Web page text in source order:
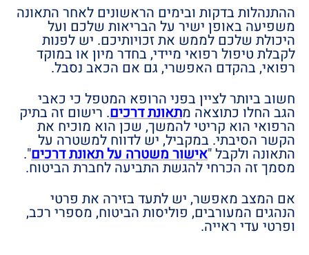
ההתנהלות בדקות ובימים הראשונים לאחר התאונה
משפיעה באופן ישיר על הבריאות שלכם ועל
היכולת שלכם לממש את זכויותיכם. יש לפנות
לקבלת טיפול רפואי מיידי, בחדר מיון או במוקד
רפואי, בהקדם האפשרי, גם אם הכאב נסבל.
חשוב ביותר לציין בפני הרופא המטפל כי כאבי
הגב החלו כתוצאה מתאונת דרכים. רישום זה בתיק
הרפואי הוא קריטי להמשך, שכן הוא מוכיח את
הקשר הסיבתי. במקביל, יש לדווח למשטרה על
התאונה ולקבל "אישור משטרה על תאונת דרכים".
מסמך זה הכרחי להגשת התביעה לחברת הביטוח.
אם המצב מאפשר, יש לתעד בזירה את פרטי
הנהגים המעורבים, פוליסות הביטוח, מספרי רכב,
ופרטי עדי ראייה.